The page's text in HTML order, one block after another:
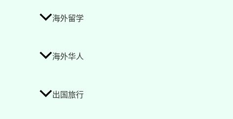
海外留学
海外华人
出国旅行